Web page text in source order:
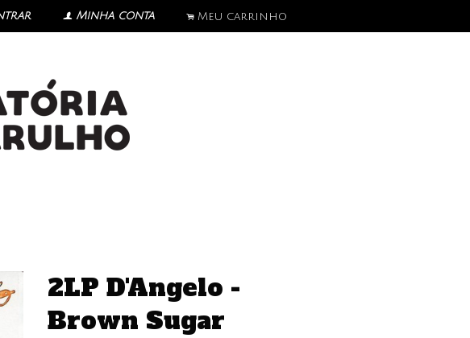
f Minha conta . Meu carrinho
2LP D'Angelo -
Brown Sugar